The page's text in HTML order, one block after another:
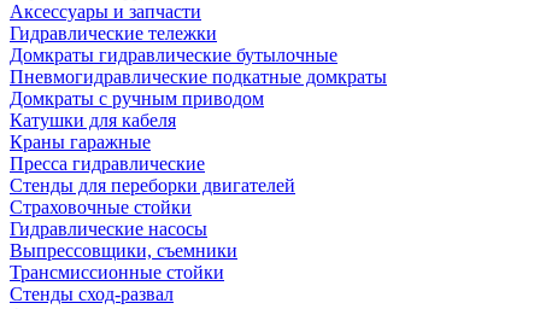
Аксессуары и запчасти
Гидравлические тележки
Домкраты гидравлические бутылочные
Пневмогидравлические подкатные домкраты
Домкраты с ручным приводом
Катушки для кабеля
Краны гаражные
Пресса гидравлические
Стенды для переборки двигателей
Страховочные стойки
Гидравлические насосы
Выпрессовщики, съемники
Трансмиссионные стойки
Стенды сход-развал